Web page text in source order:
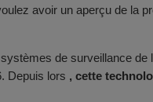
avoir un aperçu de la
de surveillance
Depuis lors , cette